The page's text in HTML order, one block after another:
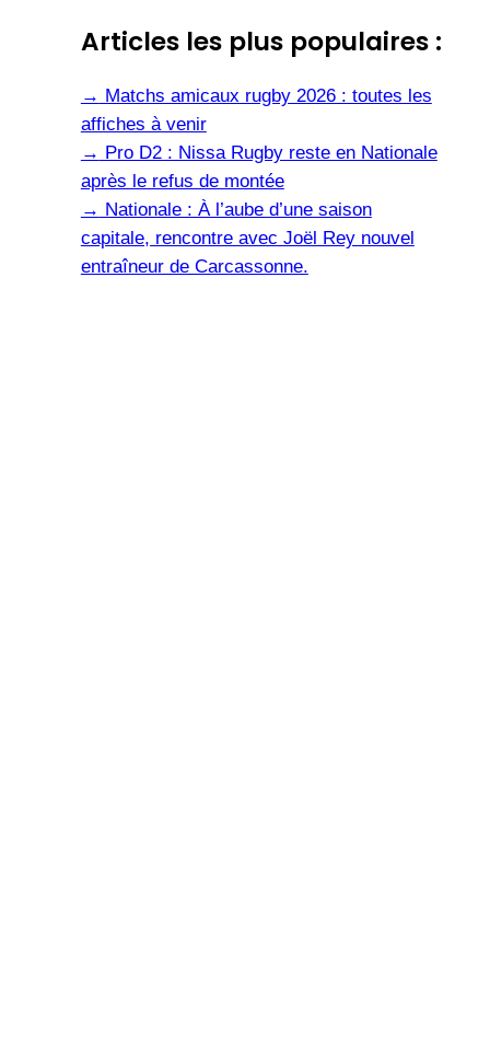
Articles les plus populaires :
→ Matchs amicaux rugby 2026 : toutes les
affiches à venir
→ Pro D2 : Nissa Rugby reste en Nationale
après le refus de montée
→ Nationale : À l’aube d’une saison
capitale, rencontre avec Joël Rey nouvel
entraîneur de Carcassonne.